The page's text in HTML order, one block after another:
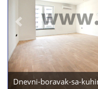
Dnevni-boravak-sa-
Previous